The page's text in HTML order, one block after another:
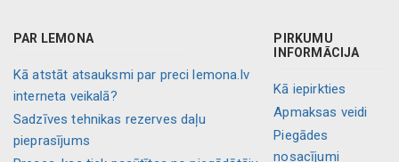
PAR LEMONA
Kā atstāt atsauksmi par preci lemona.lv
interneta veikalā?
Sadzīves tehnikas rezerves daļu
pieprasījums
PIRKUMU
INFORMĀCIJA
Kā iepirkties
Apmaksas veidi
Piegādes
nosacījumi